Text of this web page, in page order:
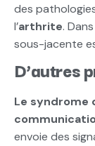
des
l’arthrite.
sous-jacente
D’autres
Le syndrome
envoie des